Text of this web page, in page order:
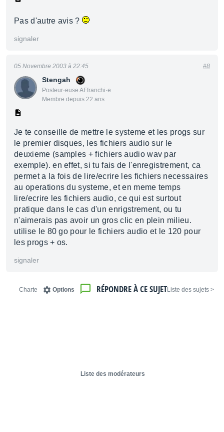
Pas d'autre avis ?
signaler
Stengah
Posteur·euse AFfranchi·e
Membre depuis 22 ans
05 Novembre 2003 à 22:45 #8
Je te conseille de mettre le systeme et les progs sur
le premier disques, les fichiers audio sur le
deuxieme (samples + fichiers audio wav par
exemple). en effet, si tu fais de l'enregistrement, ca
permet a la fois de lire/ecrire les fichiers necessaires
au operations du systeme, et en meme temps
lire/ecrire les fichiers audio, ce qui est surtout
pratique dans le cas d'un enrigstrement, ou tu
n'aimerais pas avoir un gros clic en plein milieu.
utilise le 80 go pour le fichiers audio et le 120 pour
les progs + os.
signaler
< Liste des sujets
RÉPONDRE À CE SUJET
Options
Charte
Liste des modérateurs